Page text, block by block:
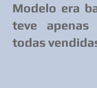
Modelo era
teve apenas
todas